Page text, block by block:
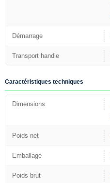
Démarrage
Transport handle
Caractéristiques techniques
Dimensions
Poids net
Emballage
Poids brut